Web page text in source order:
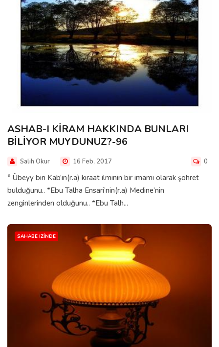
ASHAB-I KİRAM HAKKINDA BUNLARI
BİLİYOR MUYDUNUZ?-96
Salih Okur 16 Feb, 2017 0
* Übeyy bin Kab’ın(r.a) kıraat ilminin bir imamı olarak şöhret
bulduğunu.. *Ebu Talha Ensari’nin(r.a) Medine’nin
zenginlerinden olduğunu.. *Ebu Talh...
SAHABE IZINDE